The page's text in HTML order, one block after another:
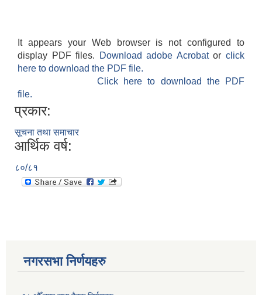
It appears your Web browser is not configured to
display PDF files.
Download adobe Acrobatorclick
here to download the PDF file.
Click here to download the PDF
file.
प्रकार:
सूचना तथा समाचार
आर्थिक वर्ष:
८०/८१
नगरसभा निर्णयहरु